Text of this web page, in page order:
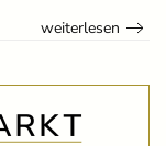
weiterlesen